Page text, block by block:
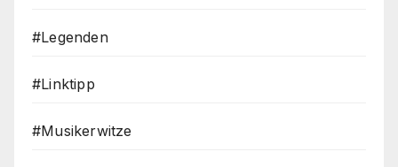
#Legenden
#Linktipp
#Musikerwitze